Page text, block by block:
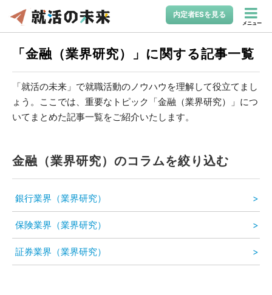
内定者ESを見る
メニュー
「金融（業界研究）」に関する記事一覧
「就活の未来」で就職活動のノウハウを理解して役立てまし
ょう。ここでは、重要なトピック「金融（業界研究）」につ
いてまとめた記事一覧をご紹介いたします。
金融（業界研究）のコラムを絞り込む
銀行業界（業界研究）
保険業界（業界研究）
証券業界（業界研究）